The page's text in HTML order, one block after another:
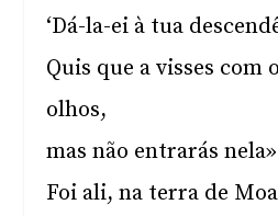
‘Dá-la-ei à tua
Quis que a visses com
olhos,
mas não entrarás
Foi ali, na terra de